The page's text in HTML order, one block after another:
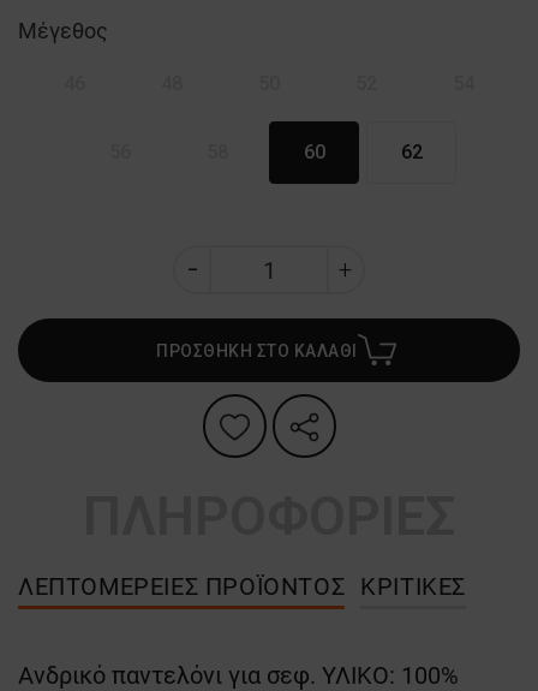
Μέγεθος
60 62
ΠΡΟΣΘΗΚΗ ΣΤΟ ΚΑΛΑΘΙ
ΛΕΠΤΟΜΈΡΕΙΕΣ ΠΡΟΪΌΝΤΟΣ ΚΡΙΤΙΚΈΣ
Ανδρικό παντελόνι για σεφ. ΥΛΙΚΟ: 100%